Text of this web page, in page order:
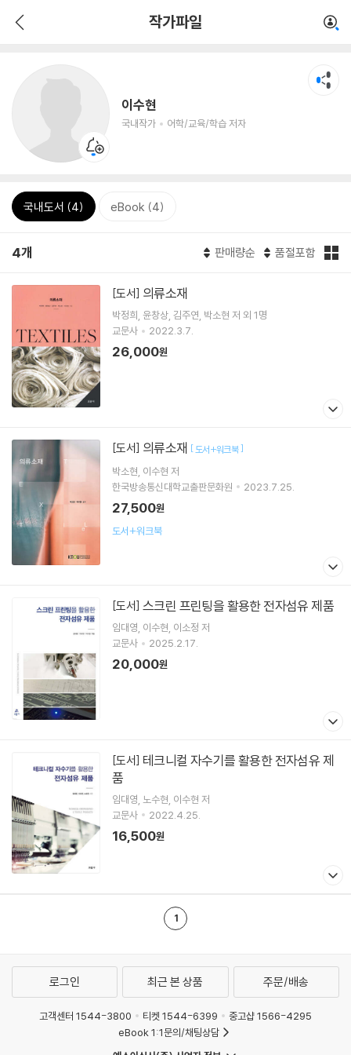
작가파일
이수현
국내작가 어학/교육/학습 저자
국내도서 (4) eBook (4)
4개 판매량순 품절포함
[도서] 의류소재
박정희 윤창상 김주연 박소현 저 외 1명
교문사
2022.3.7.
26,000원
[도서] 의류소재 [ 도서+워크북]
박소현 이수현 저
한국방송통신대학교출판문화원
2023.7.25.
27,500원
도서+워크북
[도서] 스크린 프린팅을 활용한 전자섬유 제품
임대영 이수현 이소정 저
교문사
2025.2.17.
20,000원
[도서]
품
임대영 노수현 이수현 저
교문사
2022.4.25.
16,500원
1
로그인 최근 본 상품 주문/배송
고객센터 1544-3800 티켓 1544-6399
중고샵 1566-4295
eBook 1:1문의/채팅상담